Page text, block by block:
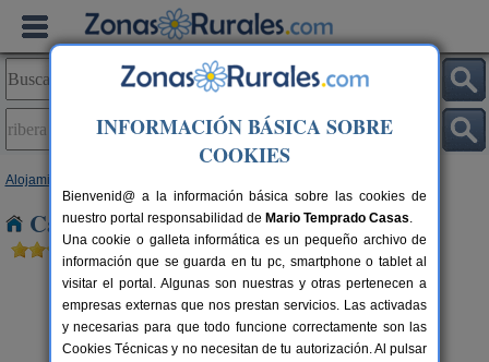
Alojamientos
Casas Rurales en Ribera de San Benito
INFORMACIÓN BÁSICA SOBRE
COOKIES
Bienvenid@ a la información básica sobre las cookies de
nuestro portal responsabilidad de Mario Temprado Casas.
Una cookie o galleta informática es un pequeño archivo de
información que se guarda en tu pc, smartphone o tablet al
visitar el portal. Algunas son nuestras y otras pertenecen a
empresas externas que nos prestan servicios. Las activadas
y necesarias para que todo funcione correctamente son las
Cookies Técnicas y no necesitan de tu autorización. Al pulsar